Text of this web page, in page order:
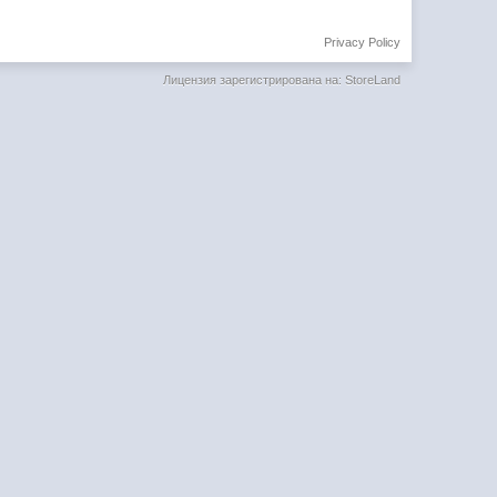
Privacy Policy
Лицензия зарегистрирована на: StoreLand